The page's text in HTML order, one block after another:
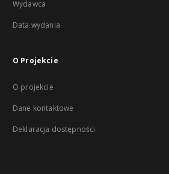
Wydawca
Data wydania
O Projekcie
O projekcie
Dane kontaktowe
Deklaracja dostępności